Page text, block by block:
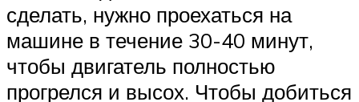
сделать, нужно проехаться на
машине в течение 30-40 минут,
чтобы двигатель полностью
прогрелся и высох. Чтобы добиться